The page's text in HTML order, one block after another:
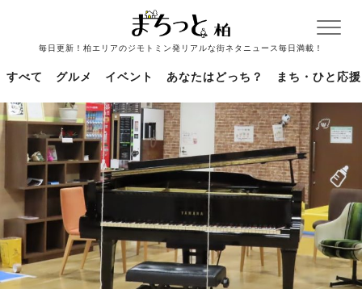
毎日更新！柏エリアのジモトミン発リアルな街ネタニュース毎日満載！
すべて グルメ イベント あなたはどっち？ まち・ひと応援